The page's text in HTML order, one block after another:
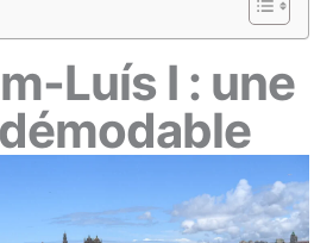
Luís I : une